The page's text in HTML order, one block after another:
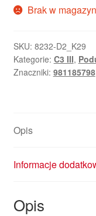
Brak w
SKU: 8232-D2_K29
Kategorie: C3 III,
Znaczniki: 981185798
Opis
Informacje
Opis